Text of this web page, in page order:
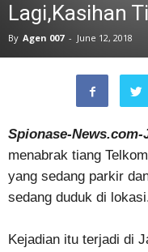
Lagi,Kasihan
By Agen 007 - June 12, 2018
Spionase-
menabrak tiang
yang sedang parkir
sedang duduk di
Kejadian itu terjadi di